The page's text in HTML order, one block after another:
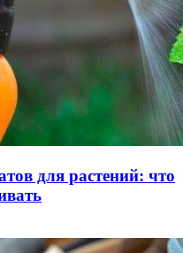
для растений: что